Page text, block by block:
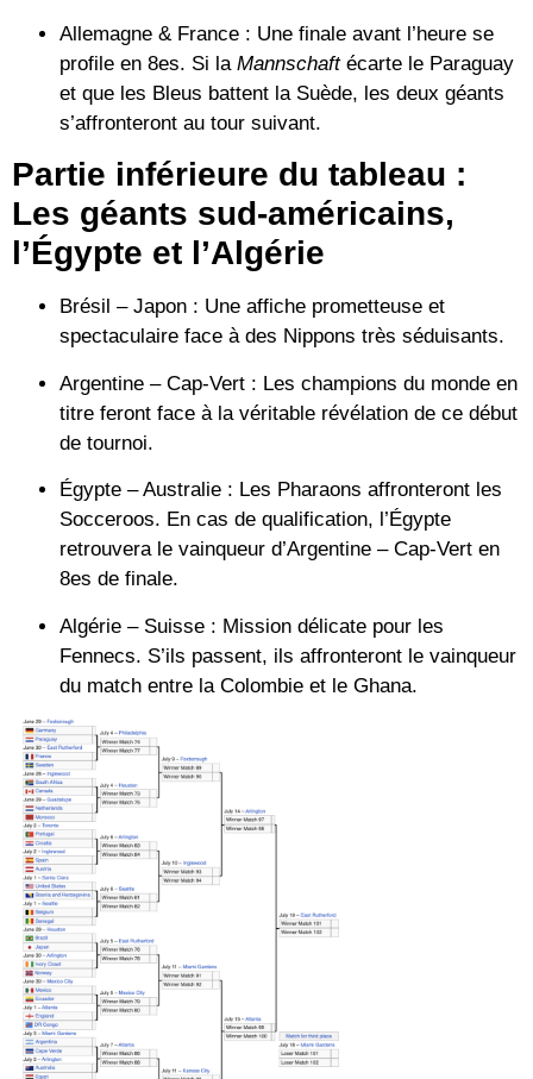
Allemagne & France : Une finale avant l’heure se
profile en 8es. Si la Mannschaftécarte le Paraguay
et que les Bleus battent la Suède, les deux géants
s’affronteront au tour suivant.
Partie inférieure du tableau :
Les géants sud-américains,
l’Égypte et l’Algérie
Brésil – Japon : Une affiche prometteuse et
spectaculaire face à des Nippons très séduisants.
Argentine – Cap-Vert : Les champions du monde en
titre feront face à la véritable révélation de ce début
de tournoi.
Égypte – Australie : Les Pharaons affronteront les
Socceroos. En cas de qualification, l’Égypte
retrouvera le vainqueur d’Argentine – Cap-Vert en
8es de finale.
Algérie – Suisse : Mission délicate pour les
Fennecs. S’ils passent, ils affronteront le vainqueur
du match entre la Colombie et le Ghana.